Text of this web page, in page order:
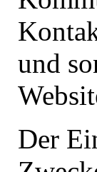
und
Der